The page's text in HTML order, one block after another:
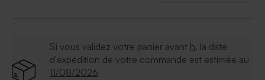
Si vous validez votre panier avant h, la date
d'expédition de votre commande est estimée au
11/08/2026